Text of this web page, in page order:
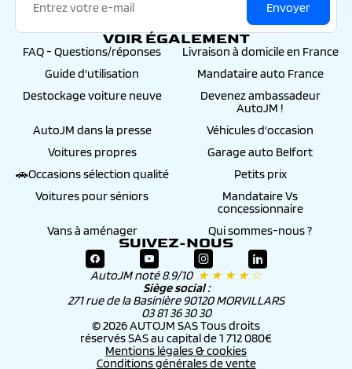
Envoyer
VOIR ÉGALEMENT
FAQ - Questions/réponses
Livraison à domicile en France
Guide d'utilisation
Mandataire auto France
Destockage voiture neuve
Devenez ambassadeur
AutoJM !
AutoJM dans la presse
Véhicules d'occasion
Voitures propres
Garage auto Belfort
🚗Occasions sélection qualité
Petits prix
Voitures pour séniors
Mandataire Vs
concessionnaire
Vans à aménager
Qui sommes-nous ?
SUIVEZ-NOUS
AutoJM noté 8.9/10 ★ ★ ★ ★ ☆
Siège social :
271 rue de la Basinière 90120 MORVILLARS
03 81 36 30 30
© 2026 AUTOJM SAS Tous droits
réservés SAS au capital de 1 712 080€
Mentions légales & cookies
Conditions générales de vente